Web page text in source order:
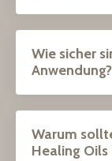
Wie sicher
Anwendung?
Warum
Healing Oils